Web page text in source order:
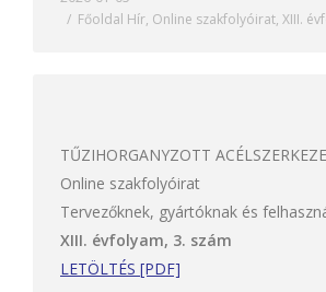
Főoldal Hír, Online szakfolyóirat, XIII.
TŰZIHORGANYZOTT
Online szakfolyóirat
Tervezőknek, gyártóknak és
XIII. évfolyam, 3. szám
LETÖLTÉS [PDF]